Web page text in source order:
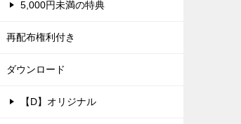
5,000円未満の特典
再配布権利付き
ダウンロード
【D】オリジナル